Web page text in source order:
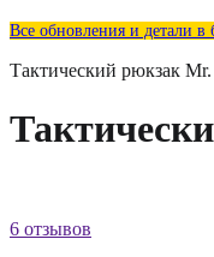
Все обновления и детали в
Тактический рюкзак
6 отзывов